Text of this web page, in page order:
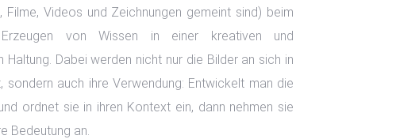
Videos und Zeichnungen gemeint sind) beim
von Wissen in einer kreativen und
Haltung. Dabei werden nicht nur die Bilder an sich in
sondern auch ihre Verwendung: Entwickelt man die
ordnet sie in ihren Kontext ein, dann nehmen sie
Bedeutung an.